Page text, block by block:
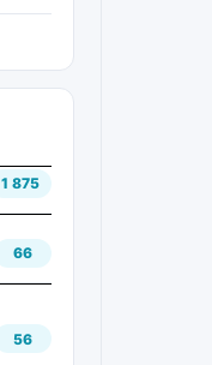
1 875
66
56